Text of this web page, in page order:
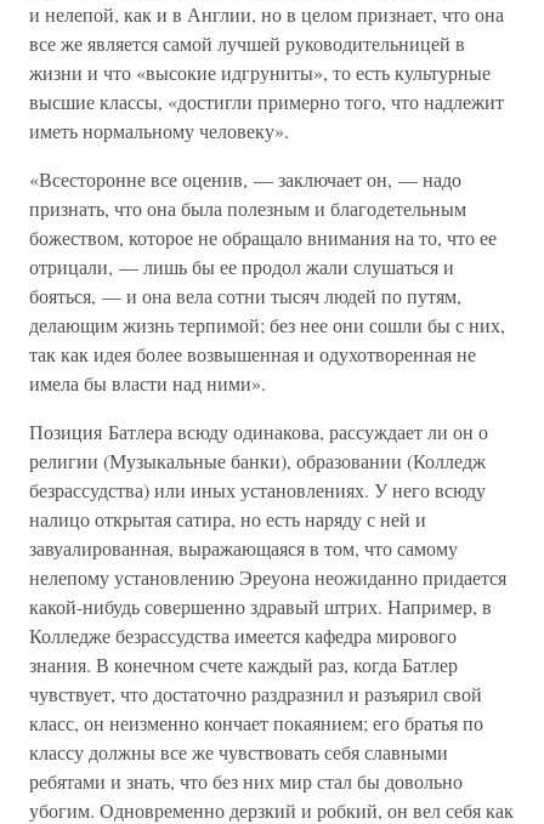
и нелепой, как и в Англии, но в целом признает, что она
все же является самой лучшей руководительницей в
жизни и что «высокие идгруниты», то есть культурные
высшие классы, «достигли примерно того, что надлежит
иметь нормальному человеку».
«Всесторонне все оценив, — заключает он, — надо
признать, что она была полезным и благодетельным
божеством, которое не обращало внимания на то, что ее
отрицали, — лишь бы ее продол жали слушаться и
бояться, — и она вела сотни тысяч людей по путям,
делающим жизнь терпимой; без нее они сошли бы с них,
так как идея более возвышенная и одухотворенная не
имела бы власти над ними».
Позиция Батлера всюду одинакова, рассуждает ли он о
религии (Музыкальные банки), образовании (Колледж
безрассудства) или иных установлениях. У него всюду
налицо открытая сатира, но есть наряду с ней и
завуалированная, выражающаяся в том, что самому
нелепому установлению Эреуона неожиданно придается
какой-нибудь совершенно здравый штрих. Например, в
Колледже безрассудства имеется кафедра мирового
знания. В конечном счете каждый раз, когда Батлер
чувствует, что достаточно раздразнил и разъярил свой
класс, он неизменно кончает покаянием; его братья по
классу должны все же чувствовать себя славными
ребятами и знать, что без них мир стал бы довольно
убогим. Одновременно дерзкий и робкий, он вел себя как